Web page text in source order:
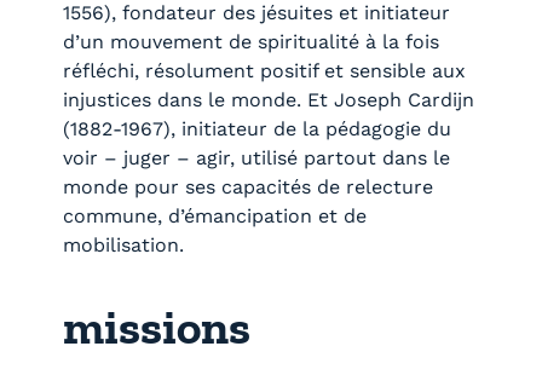
1556), fondateur des jésuites et initiateur
d’un mouvement de spiritualité à la fois
réfléchi, résolument positif et sensible aux
injustices dans le monde. Et Joseph Cardijn
(1882-1967), initiateur de la pédagogie du
voir – juger – agir, utilisé partout dans le
monde pour ses capacités de relecture
commune, d’émancipation et de
mobilisation.
missions